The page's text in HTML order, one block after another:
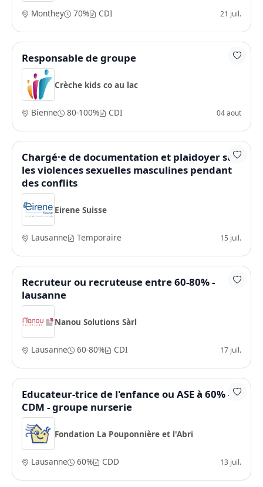
Monthey 70% CDI 21 juil.
Responsable de groupe
Crèche kids co au lac
Bienne 80-100% CDI 04 aout
Chargé·e de documentation et plaidoyer sur
les violences sexuelles masculines pendant
des conflits
Eirene Suisse
Lausanne Temporaire 15 juil.
Recruteur ou recruteuse entre 60-80% -
lausanne
Nanou Solutions Sàrl
Lausanne 60-80% CDI 17 juil.
Educateur-trice de l'enfance ou ASE à 60% -
CDM - groupe nurserie
Fondation La Pouponnière et l'Abri
Lausanne 60% CDD 13 juil.